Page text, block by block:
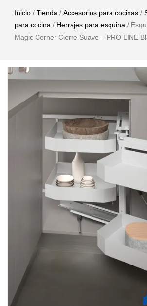
Inicio / Tienda / Accesorios para cocinas /
para cocina / Herrajes para esquina /
Magic Corner Cierre Suave – PRO LINE